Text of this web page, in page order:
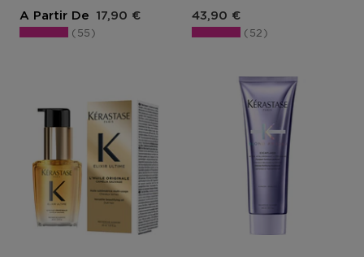
A Partir De Prix du produit
17,90 €
55
Prix du produit
43,90 €
52